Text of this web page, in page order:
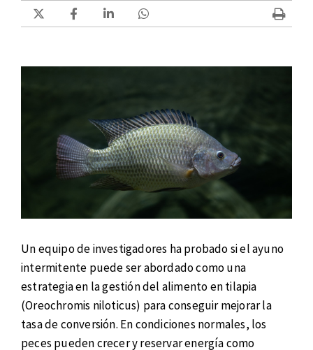
Un equipo de investigadores ha probado si el ayuno
intermitente puede ser abordado como una
estrategia en la gestión del alimento en tilapia
(Oreochromis niloticus) para conseguir mejorar la
tasa de conversión. En condiciones normales, los
peces pueden crecer y reservar energía como